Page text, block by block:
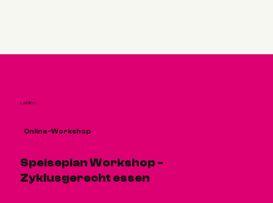
Ladies
Online-Workshop
Speiseplan Workshop -
Zyklusgerecht essen